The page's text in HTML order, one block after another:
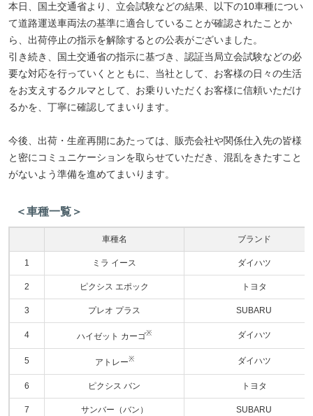
本日、国土交通省より、立会試験などの結果、以下の10車種につい
て道路運送車両法の基準に適合していることが確認されたことか
ら、出荷停止の指示を解除するとの公表がございました。
引き続き、国土交通省の指示に基づき、認証当局立会試験などの必
要な対応を行っていくとともに、当社として、お客様の日々の生活
をお支えするクルマとして、お乗りいただくお客様に信頼いただけ
るかを、丁寧に確認してまいります。
今後、出荷・生産再開にあたっては、販売会社や関係仕入先の皆様
と密にコミュニケーションを取らせていただき、混乱をきたすこと
がないよう準備を進めてまいります。
＜車種一覧＞
車種名 ブランド
1 ミラ イース ダイハツ
2 ピクシス エポック トヨタ
3 プレオ プラス SUBARU
4 ハイゼット カーゴ※ ダイハツ
5 アトレー※ ダイハツ
6 ピクシス バン トヨタ
7 サンバー（バン） SUBARU